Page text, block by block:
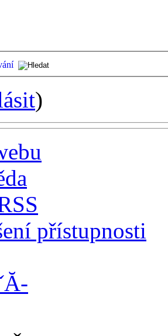
)
přístupnosti